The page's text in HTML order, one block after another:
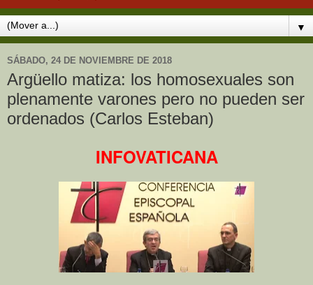
▼
SÁBADO, 24 DE NOVIEMBRE DE 2018
Argüello matiza: los homosexuales son
plenamente varones pero no pueden ser
ordenados (Carlos Esteban)
INFOVATICANA